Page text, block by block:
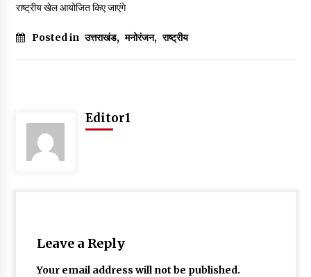
राष्ट्रीय खेल आयोजित किए जाएंगे
Posted in उत्तराखंड, मनोरंजन, राष्ट्रीय
Editor1
Leave a Reply
Your email address will not be published.